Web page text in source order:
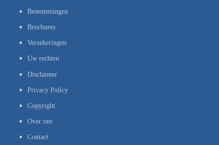
Bestemmingen
Brochures
Verzekeringen
Uw rechten
Disclaimer
Privacy Policy
Copyright
Over ons
Contact